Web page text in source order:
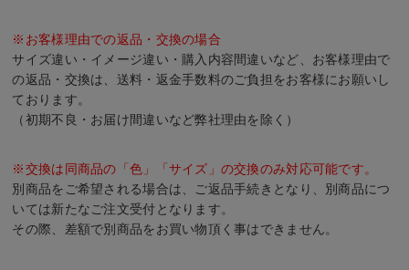
※お客様理由での返品・交換の場合
サイズ違い・イメージ違い・購入内容間違いなど、お客様理由で
の返品・交換は、送料・返金手数料のご負担をお客様にお願いし
ております。
（初期不良・お届け間違いなど弊社理由を除く）
※交換は同商品の「色」「サイズ」の交換のみ対応可能です。
別商品をご希望される場合は、ご返品手続きとなり、別商品につ
いては新たなご注文受付となります。
その際、差額で別商品をお買い物頂く事はできません。